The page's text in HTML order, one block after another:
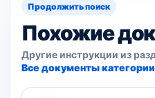
Продолжить поиск
Похожие
Другие инструкции из
Все документы